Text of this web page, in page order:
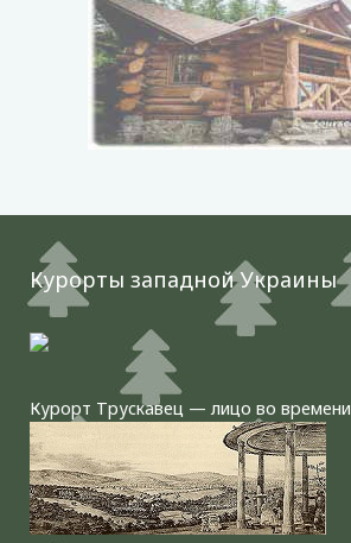
Курорты западной Украины
Курорт Трускавец — лицо во времени